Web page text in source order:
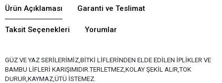
Ürün Açıklaması Garanti ve Teslimat
Taksit Seçenekleri Yorumlar
GÜZ VE YAZ SERİLERİMİZ,BİTKİ LİFLERİNDEN ELDE EDİLEN İPLİKLER VE
BAMBU LİFLERİ KARIŞIMIDIR.TERLETMEZ,KOLAY ŞEKİL ALIR,TOK
DURUR,KAYMAZ,ÜTÜ İSTEMEZ.